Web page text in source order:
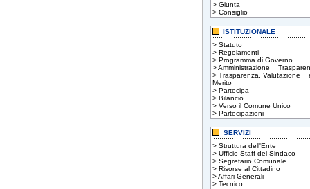
> Giunta
> Consiglio
ISTITUZIONALE
> Statuto
> Regolamenti
> Programma di Governo
>Amministrazione
> Trasparenza, Valutazione
Merito
> Partecipa
> Bilancio
> Verso il Comune Unico
> Partecipazioni
SERVIZI
> Struttura dell'Ente
> Ufficio Staff del Sindaco
> Segretario Comunale
> Risorse al Cittadino
>Affari Generali
> Tecnico